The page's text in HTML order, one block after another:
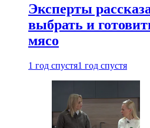
Эксперты
выбрать и
мясо
1 год спустя1 год спустя